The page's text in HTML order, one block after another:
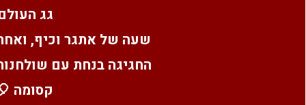
גג
שעה של אתגר וכיף,
החגיגה בנחת עם
קסומה